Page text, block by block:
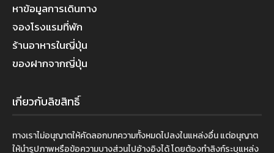
หาข้อมูลการเดินทาง
จองโรงแรมที่พัก
ร้านอาหารในญี่ปุ่น
ของฝากจากญี่ปุ่น
เกี่ยวกับลิขสิทธิ์
ทางเราไม่อนุญาตให้คัดลอกบทความทั้งหมดไปลงในแหล่งอื่น แต่อนุญาต
ให้นำรูปภาพหรือข้อความบางส่วนไปอ้างอิงได้ โดยต้องทำลิงก์ระบุแหล่ง